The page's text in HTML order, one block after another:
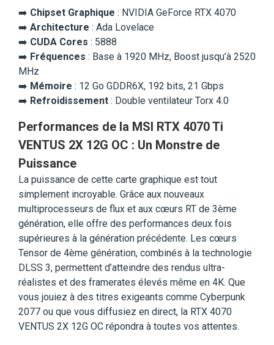
➡️ Chipset Graphique : NVIDIA GeForce RTX 4070
➡️ Architecture : Ada Lovelace
➡️ CUDA Cores : 5888
➡️ Fréquences : Base à 1920 MHz, Boost jusqu’à 2520
MHz
➡️ Mémoire : 12 Go GDDR6X, 192 bits, 21 Gbps
➡️ Refroidissement : Double ventilateur Torx 4.0
Performances de la MSI RTX 4070 Ti
VENTUS 2X 12G OC : Un Monstre de
Puissance
La puissance de cette carte graphique est tout
simplement incroyable. Grâce aux nouveaux
multiprocesseurs de flux et aux cœurs RT de 3ème
génération, elle offre des performances deux fois
supérieures à la génération précédente. Les cœurs
Tensor de 4ème génération, combinés à la technologie
DLSS 3, permettent d’atteindre des rendus ultra-
réalistes et des framerates élevés même en 4K. Que
vous jouiez à des titres exigeants comme Cyberpunk
2077 ou que vous diffusiez en direct, la RTX 4070
VENTUS 2X 12G OC répondra à toutes vos attentes.